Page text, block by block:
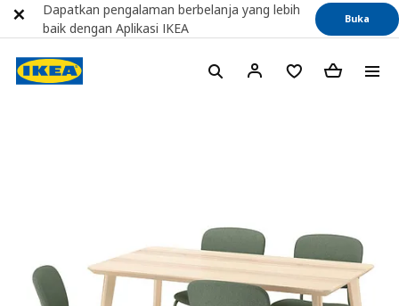
Dapatkan pengalaman berbelanja yang lebih
baik dengan Aplikasi IKEA
Buka